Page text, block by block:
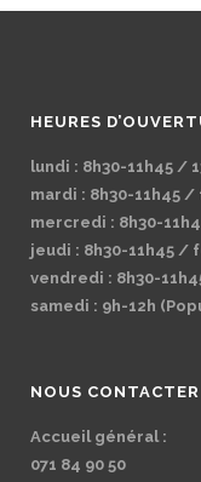
HEURES
lundi : 8h30-11h45 /
mardi : 8h30-11h45 /
mercredi : 8h30-
jeudi : 8h30-11h45 /
vendredi : 8h30-
samedi : 9h-12h
NOUS CONTACTER
Accueil général :
071 84 90 50